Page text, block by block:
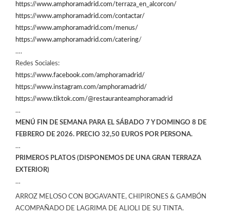
https://www.amphoramadrid.com/terraza_en_alcorcon/
https://www.amphoramadrid.com/contactar/
https://www.amphoramadrid.com/menus/
https://www.amphoramadrid.com/catering/
….
Redes Sociales:
https://www.facebook.com/amphoramadrid/
https://www.instagram.com/amphoramadrid/
https://www.tiktok.com/@restauranteamphoramadrid
…
MENÚ FIN DE SEMANA PARA EL SÁBADO 7 Y DOMINGO 8 DE
FEBRERO DE 2026. PRECIO 32,50 EUROS POR PERSONA.
…
PRIMEROS PLATOS (DISPONEMOS DE UNA GRAN TERRAZA
EXTERIOR)
…
ARROZ MELOSO CON BOGAVANTE, CHIPIRONES & GAMBÓN
ACOMPAÑADO DE LAGRIMA DE ALIOLI DE SU TINTA.